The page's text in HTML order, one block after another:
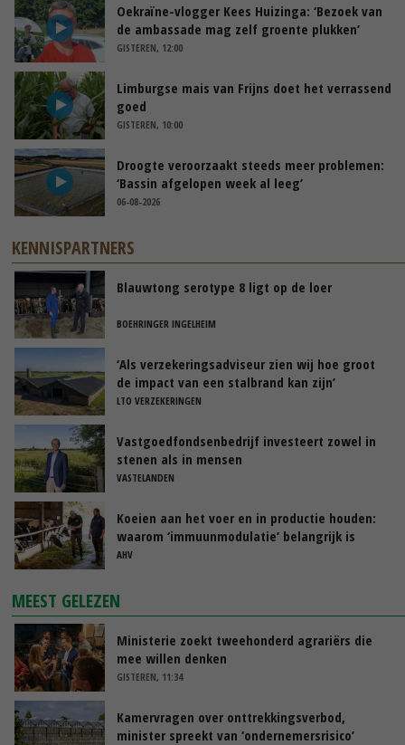
Oekraïne-vlogger Kees Huizinga: ‘Bezoek van
de ambassade mag zelf groente plukken’
GISTEREN, 12:00
Limburgse mais van Frijns doet het verrassend
goed
GISTEREN, 10:00
Droogte veroorzaakt steeds meer problemen:
‘Bassin afgelopen week al leeg’
06-08-2026
KENNISPARTNERS
Blauwtong serotype 8 ligt op de loer
BOEHRINGER INGELHEIM
‘Als verzekeringsadviseur zien wij hoe groot
de impact van een stalbrand kan zijn’
LTO VERZEKERINGEN
Vastgoedfondsenbedrijf investeert zowel in
stenen als in mensen
VASTELANDEN
Koeien aan het voer en in productie houden:
waarom ‘immuunmodulatie’ belangrijk is
tijdens de transitieperiode
AHV
MEEST GELEZEN
Ministerie zoekt tweehonderd agrariërs die
mee willen denken
GISTEREN, 11:34
Kamervragen over onttrekkingsverbod,
minister spreekt van ‘ondernemersrisico’